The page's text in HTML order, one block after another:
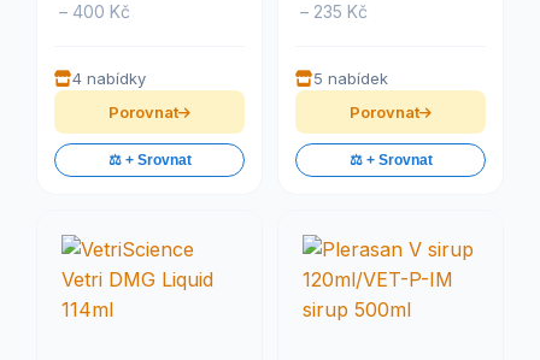
– 400 Kč
4 nabídky
Porovnat
⚖️ + Srovnat
– 235 Kč
5 nabídek
Porovnat
⚖️ + Srovnat